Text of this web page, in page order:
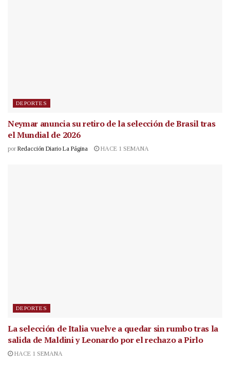
DEPORTES
Neymar anuncia su retiro de la selección de Brasil tras
el Mundial de 2026
por Redacción Diario La Página HACE 1 SEMANA
DEPORTES
La selección de Italia vuelve a quedar sin rumbo tras la
salida de Maldini y Leonardo por el rechazo a Pirlo
HACE 1 SEMANA